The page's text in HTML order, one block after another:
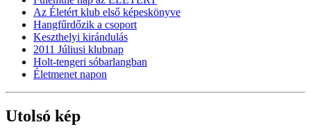
Az Életért klub első képeskönyve
Hangfűrdőzik a csoport
Keszthelyi kirándulás
2011 Júliusi klubnap
Holt-tengeri sóbarlangban
Életmenet napon
Utolsó kép